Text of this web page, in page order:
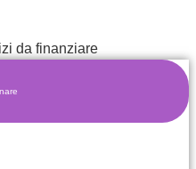
da finanziare